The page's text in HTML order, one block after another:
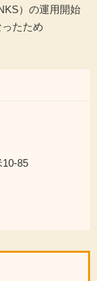
）の運用開始
たため
85